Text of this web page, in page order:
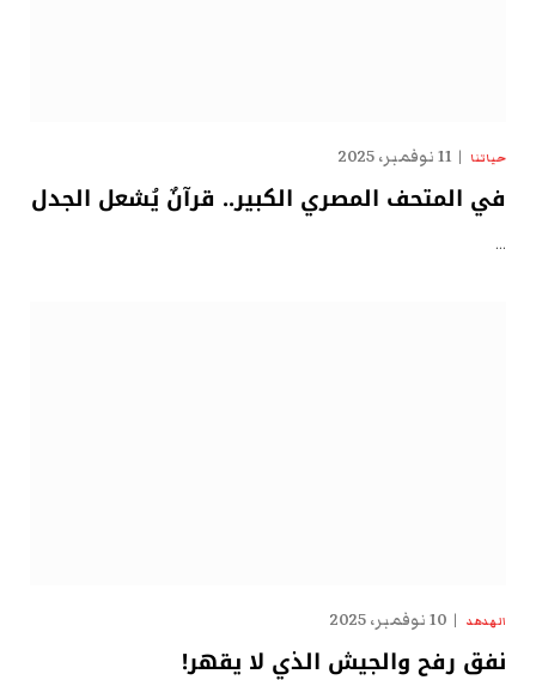
حياتنا 11 نوفمبر، 2025
في المتحف المصري الكبير.. قرآنٌ يُشعل الجدل
…
الهدهد 10 نوفمبر، 2025
نفق رفح والجيش الذي لا يقهر!